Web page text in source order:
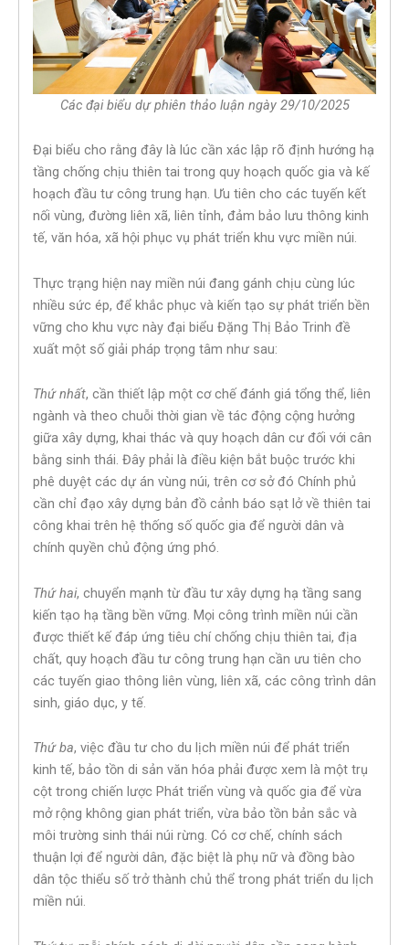
Các đại biểu dự phiên thảo luận ngày 29/10/2025
Đại biểu cho rằng đây là lúc cần xác lập rõ định hướng hạ
tầng chống chịu thiên tai trong quy hoạch quốc gia và kế
hoạch đầu tư công trung hạn. Ưu tiên cho các tuyến kết
nối vùng, đường liên xã, liên tỉnh, đảm bảo lưu thông kinh
tế, văn hóa, xã hội phục vụ phát triển khu vực miền núi.
Thực trạng hiện nay miền núi đang gánh chịu cùng lúc
nhiều sức ép, để khắc phục và kiến tạo sự phát triển bền
vững cho khu vực này đại biểu Đặng Thị Bảo Trinh đề
xuất một số giải pháp trọng tâm như sau:
Thứ nhất, cần thiết lập một cơ chế đánh giá tổng thể, liên
ngành và theo chuỗi thời gian về tác động cộng hưởng
giữa xây dựng, khai thác và quy hoạch dân cư đối với cân
bằng sinh thái. Đây phải là điều kiện bắt buộc trước khi
phê duyệt các dự án vùng núi, trên cơ sở đó Chính phủ
cần chỉ đạo xây dựng bản đồ cảnh báo sạt lở về thiên tai
công khai trên hệ thống số quốc gia để người dân và
chính quyền chủ động ứng phó.
Thứ hai, chuyển mạnh từ đầu tư xây dựng hạ tầng sang
kiến tạo hạ tầng bền vững. Mọi công trình miền núi cần
được thiết kế đáp ứng tiêu chí chống chịu thiên tai, địa
chất, quy hoạch đầu tư công trung hạn cần ưu tiên cho
các tuyến giao thông liên vùng, liên xã, các công trình dân
sinh, giáo dục, y tế.
Thứ ba, việc đầu tư cho du lịch miền núi để phát triển
kinh tế, bảo tồn di sản văn hóa phải được xem là một trụ
cột trong chiến lược Phát triển vùng và quốc gia để vừa
mở rộng không gian phát triển, vừa bảo tồn bản sắc và
môi trường sinh thái núi rừng. Có cơ chế, chính sách
thuận lợi để người dân, đặc biệt là phụ nữ và đồng bào
dân tộc thiểu số trở thành chủ thể trong phát triển du lịch
miền núi.